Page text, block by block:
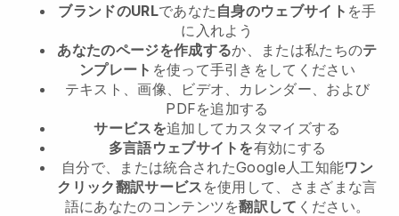
ブランドのURLであなた 自身のウェブサイト を手
に入れよう
あなたのページを作成するか、または私たちのテ
ンプレート を使って手引きをしてください
テキスト、画像、ビデオ、カレンダー、および
PDFを追加する
サービスを追加してカスタマイズする
多言語ウェブサイトを有効にする
自分で、または統合されたGoogle人工知能ワン
クリック翻訳サービス を使用して、さまざまな言
語にあなたのコンテンツを翻訳して ください。